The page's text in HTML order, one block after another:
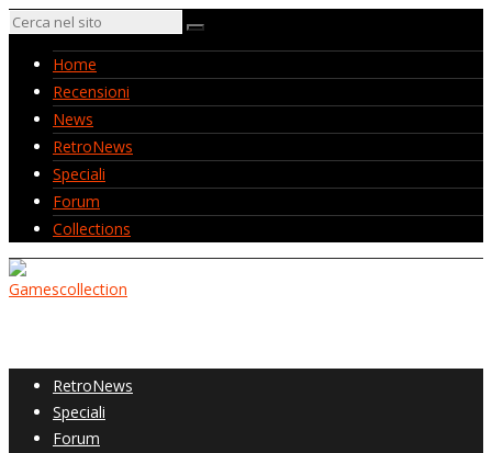
Home
Recensioni
News
RetroNews
Speciali
Forum
Collections
RetroNews
Speciali
Forum